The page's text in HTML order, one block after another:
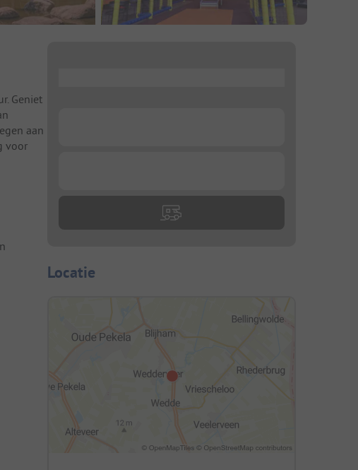
Geniet
aan
voor
Locatie